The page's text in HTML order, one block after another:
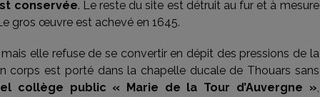
conservée. Le reste du site est détruit au fur et à mesure
gros œuvre est achevé en 1645.
elle refuse de se convertir en dépit des pressions de la
corps est porté dans la chapelle ducale de Thouars sans
collège public « Marie de la Tour d’Auvergne »,